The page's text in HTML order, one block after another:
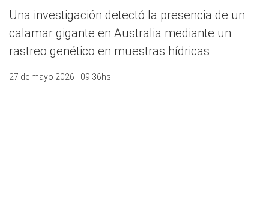
Una investigación detectó la presencia de un
calamar gigante en Australia mediante un
rastreo genético en muestras hídricas
27 de mayo 2026 - 09:36hs